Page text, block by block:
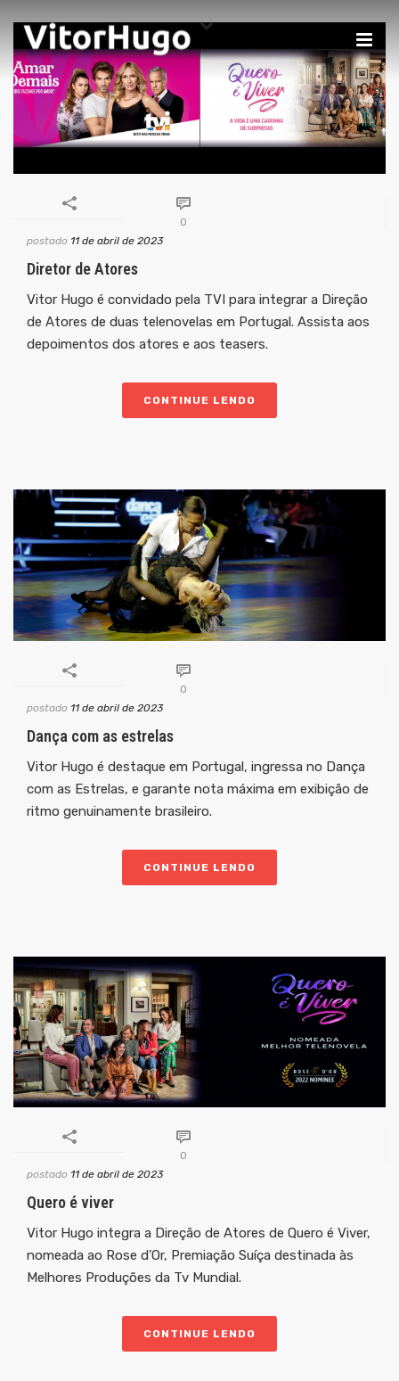
0
postado 11 de abril de 2023
Diretor de Atores
Vitor Hugo é convidado pela TVI para integrar a Direção
de Atores de duas telenovelas em Portugal. Assista aos
depoimentos dos atores e aos teasers.
CONTINUE LENDO
0
postado 11 de abril de 2023
Dança com as estrelas
Vitor Hugo é destaque em Portugal, ingressa no Dança
com as Estrelas, e garante nota máxima em exibição de
ritmo genuinamente brasileiro.
CONTINUE LENDO
0
postado 11 de abril de 2023
Quero é viver
Vitor Hugo integra a Direção de Atores de Quero é Viver,
nomeada ao Rose d’Or, Premiação Suíça destinada às
Melhores Produções da Tv Mundial.
CONTINUE LENDO